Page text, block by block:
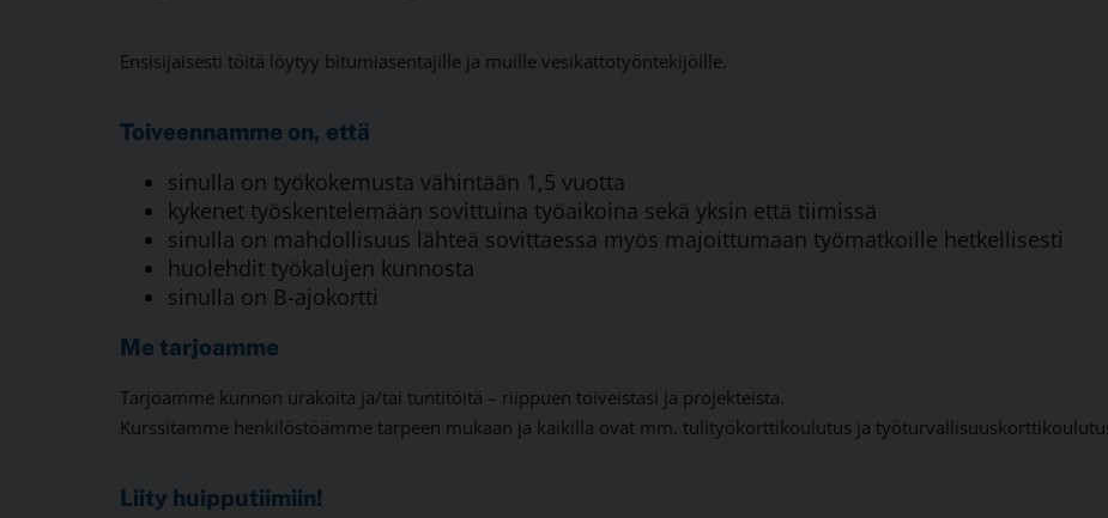
Ensisijaisesti töitä löytyy bitumiasentajille ja muille vesikattotyöntekijöille.
Toiveennamme on, että
sinulla on työkokemusta vähintään 1,5 vuotta
kykenet työskentelemään sovittuina työaikoina sekä yksin että tiimissä
sinulla on mahdollisuus lähteä sovittaessa myös majoittumaan työmatkoille hetkellisesti
huolehdit työkalujen kunnosta
sinulla on B-ajokortti
Me tarjoamme
Tarjoamme kunnon urakoita ja/tai tuntitöitä – riippuen toiveistasi ja projekteista.
Kurssitamme henkilöstöämme tarpeen mukaan ja kaikilla ovat mm. tulityökorttikoulutus ja
Liity huipputiimiin!